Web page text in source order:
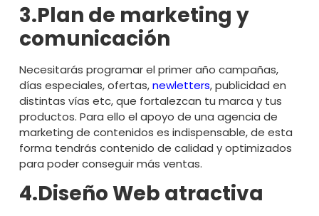
3.Plan de marketing y
comunicación
Necesitarás programar el primer año campañas,
días especiales, ofertas,newletters, publicidad en
distintas vías etc, que fortalezcan tu marca y tus
productos. Para ello el apoyo de una agencia de
marketing de contenidos es indispensable, de esta
forma tendrás contenido de calidad y optimizados
para poder conseguir más ventas.
4.Diseño Web atractiva